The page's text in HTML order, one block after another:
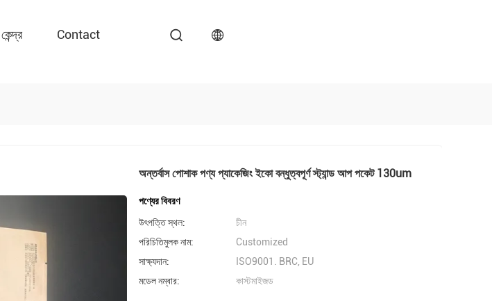
Contact
অন্তর্বাস পোশাক পণ্য প্যাকেজিং ইকো বন্ধুত্বপূর্ণ স্ট্যান্ড আপ পকেট 130um
পণ্যের বিবরণ
উৎপত্তি স্থল:
চীন
পরিচিতিমুলক নাম:
Customized
সাক্ষ্যদান:
ISO9001. BRC, EU
মডেল নম্বার:
কাস্টমাইজড